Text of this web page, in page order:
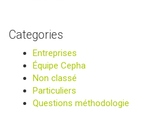
Categories
Entreprises
Équipe Cepha
Non classé
Particuliers
Questions méthodologie